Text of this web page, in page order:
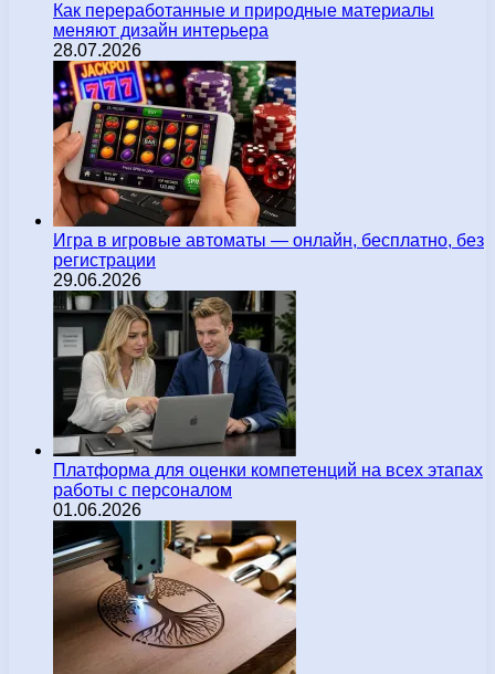
Как переработанные и природные материалы
меняют дизайн интерьера
28.07.2026
Игра в игровые автоматы — онлайн, бесплатно, без
регистрации
29.06.2026
Платформа для оценки компетенций на всех этапах
работы с персоналом
01.06.2026